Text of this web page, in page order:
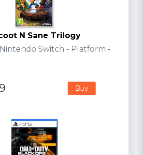
N Sane Trilogy
Switch - Platform -
Buy